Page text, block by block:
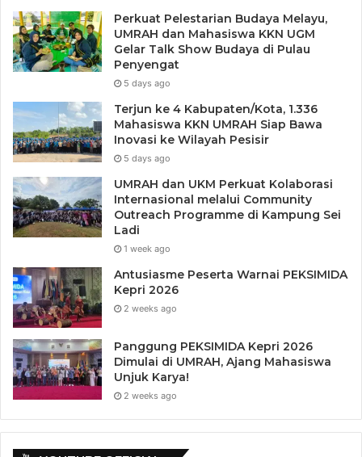
Perkuat Pelestarian Budaya Melayu,
UMRAH dan Mahasiswa KKN UGM
Gelar Talk Show Budaya di Pulau
Penyengat
5 days ago
Terjun ke 4 Kabupaten/Kota, 1.336
Mahasiswa KKN UMRAH Siap Bawa
Inovasi ke Wilayah Pesisir
5 days ago
UMRAH dan UKM Perkuat Kolaborasi
Internasional melalui Community
Outreach Programme di Kampung Sei
Ladi
1 week ago
Antusiasme Peserta Warnai PEKSIMIDA
Kepri 2026
2 weeks ago
Panggung PEKSIMIDA Kepri 2026
Dimulai di UMRAH, Ajang Mahasiswa
Unjuk Karya!
2 weeks ago